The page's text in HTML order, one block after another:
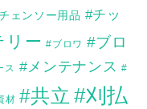
ェンソー用品 #チッ
リー #ブロワ #ブロ
ス #メンテナンス #
材 #共立 #刈払